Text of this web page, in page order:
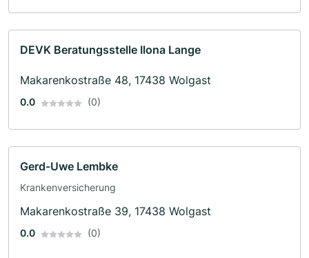
DEVK Beratungsstelle Ilona Lange
Makarenkostraße 48, 17438 Wolgast
0.0 (0)
Gerd-Uwe Lembke
Krankenversicherung
Makarenkostraße 39, 17438 Wolgast
0.0 (0)